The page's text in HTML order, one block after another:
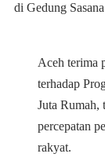
di Gedung
Aceh terima
terhadap
Juta Rumah,
percepatan
rakyat.